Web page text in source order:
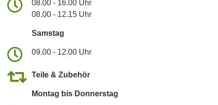
08.00 - 16.00 Uhr
08.00 - 12.15 Uhr
Samstag
09.00 - 12.00 Uhr
Teile & Zubehör
Montag bis Donnerstag